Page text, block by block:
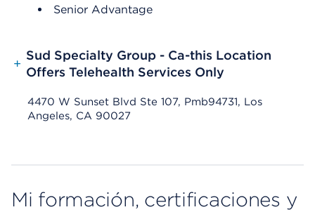
Senior Advantage
+
Sud Specialty Group - Ca-this Location
Offers Telehealth Services Only
4470 W Sunset Blvd Ste 107, Pmb94731, Los
Angeles, CA 90027
Mi formación, certificaciones y